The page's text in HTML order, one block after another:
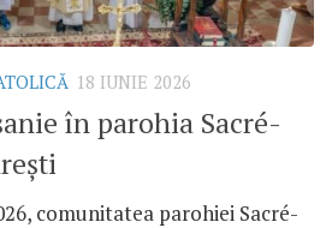
18 IUNIE 2026
în parohia Sacré-
comunitatea parohiei Sacré-